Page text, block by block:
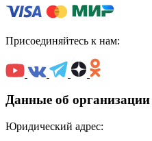
Присоединяйтесь к нам:
Данные об организации
Юридический адрес: